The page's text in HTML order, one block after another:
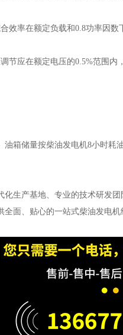
率在额定负载和0.8功率因数
应在额定电压的0.5%范围内
储量按柴油发电机8小时耗
产基地、专业的技术研发团
面、贴心的一站式柴油发电机